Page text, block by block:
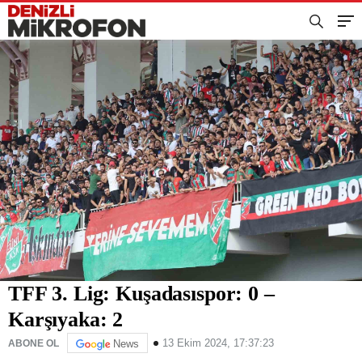
TFF 3. Lig: Kuşadasıspor: 0 –
Karşıyaka: 2
ABONE OL News 13 Ekim 2024, 17:37:23